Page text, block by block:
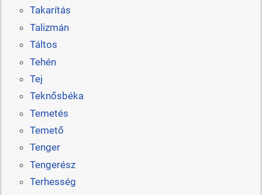
Takarítás
Talizmán
Táltos
Tehén
Tej
Teknősbéka
Temetés
Temető
Tenger
Tengerész
Terhesség